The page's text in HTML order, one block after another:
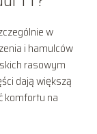
w
i hamulców
rasowym
dają większą
komfortu na